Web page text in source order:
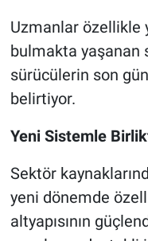
Uzmanlar özellikle
bulmakta yaşanan
sürücülerin son
belirtiyor.
Yeni Sistemle
Sektör
yeni dönemde
altyapısının